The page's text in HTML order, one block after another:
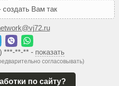
создать Вам тако
***-**-** - показать
согласовывать)
по сайту?